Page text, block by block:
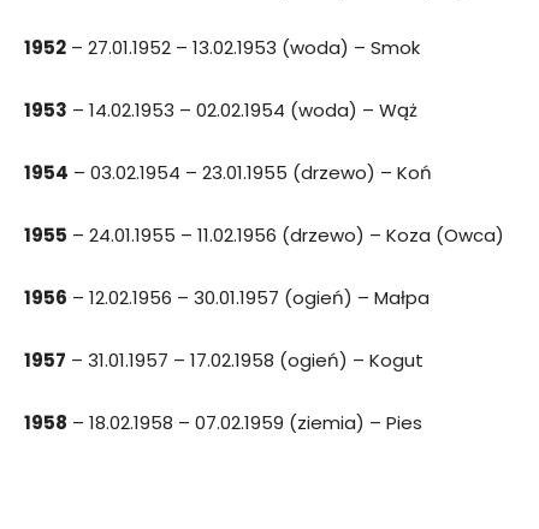
1952 – 27.01.1952 – 13.02.1953 (woda) – Smok
1953 – 14.02.1953 – 02.02.1954 (woda) – Wąż
1954 – 03.02.1954 – 23.01.1955 (drzewo) – Koń
1955 – 24.01.1955 – 11.02.1956 (drzewo) – Koza (Owca)
1956 – 12.02.1956 – 30.01.1957 (ogień) – Małpa
1957 – 31.01.1957 – 17.02.1958 (ogień) – Kogut
1958 – 18.02.1958 – 07.02.1959 (ziemia) – Pies